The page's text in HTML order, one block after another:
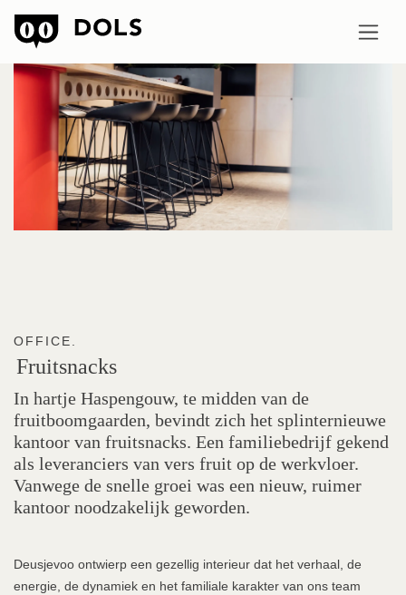
OFFICE.
Fruitsnacks
In hartje Haspengouw, te midden van de
fruitboomgaarden, bevindt zich het splinternieuwe
kantoor van fruitsnacks. Een familiebedrijf gekend
als leveranciers van vers fruit op de werkvloer.
Vanwege de snelle groei was een nieuw, ruimer
kantoor noodzakelijk geworden.
Deusjevoo ontwierp een gezellig interieur dat het verhaal, de
energie, de dynamiek en het familiale karakter van ons team